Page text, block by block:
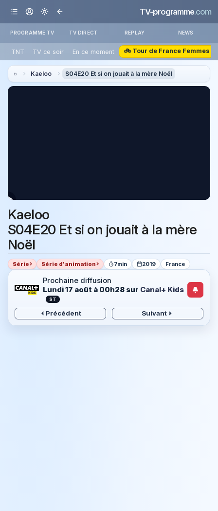
TV-programme.com
PROGRAMME TV TV DIRECT REPLAY NEWS
TNT TV ce soir En ce moment 🚲 Tour de France Femmes
Kaeloo S04E20 Et si on jouait à la mère Noël
Kaeloo
S04E20 Et si on jouait à la mère
Noël
Série Série d'animation 7min 2019 France
Prochaine diffusion
Lundi 17 août à 00h28sur Canal+ Kids
ST
Précédent Suivant